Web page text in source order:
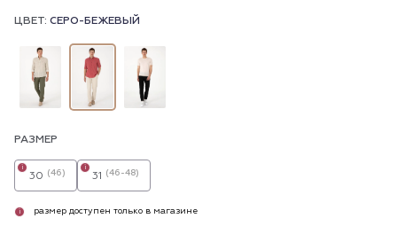
ЦВЕТ: СЕРО-БЕЖЕВЫЙ
РАЗМЕР
30 (46)
i
31 (46-48)
i
i размер доступен только в магазине